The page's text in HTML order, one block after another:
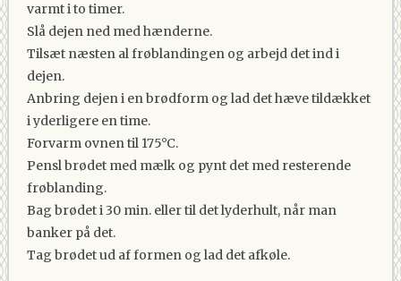
varmt i to timer.
Slå dejen ned med hænderne.
Tilsæt næsten al frøblandingen og arbejd det ind i
dejen.
Anbring dejen i en brødform og lad det hæve tildækket
i yderligere en time.
Forvarm ovnen til 175°C.
Pensl brødet med mælk og pynt det med resterende
frøblanding.
Bag brødet i 30 min. eller til det lyderhult, når man
banker på det.
Tag brødet ud af formen og lad det afkøle.